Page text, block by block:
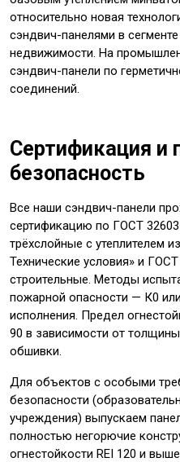
относительно новая
сэндвич-панелями в
недвижимости. На
сэндвич-панели по
соединений.
Сертификация и
безопасность
Все наши сэндвич-панели
сертификацию по ГОСТ
трёхслойные с утеплителем
Технические условия» и
строительные. Методы
пожарной опасности — К0
исполнения. Предел
90 в зависимости от
обшивки.
Для объектов с особыми
безопасности
учреждения) выпускаем
полностью негорючие
огнестойкости REI 120 и